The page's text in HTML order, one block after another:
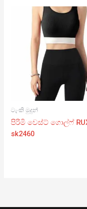
ටැංකි මුදුන්
පිරිමි වෙස්ට් ගොල්ෆ්
sk2460